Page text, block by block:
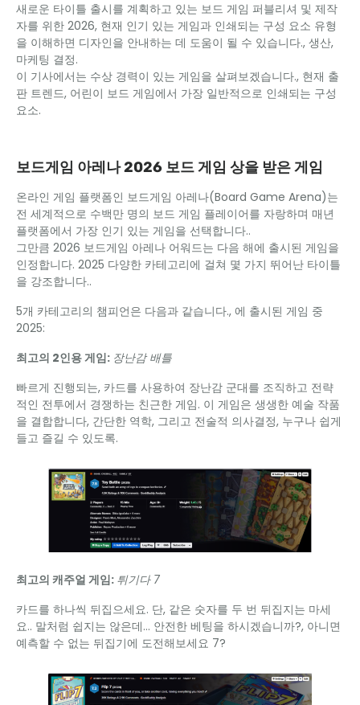
새로운 타이틀 출시를 계획하고 있는 보드 게임 퍼블리셔 및 제작
자를 위한 2026, 현재 인기 있는 게임과 인쇄되는 구성 요소 유형
을 이해하면 디자인을 안내하는 데 도움이 될 수 있습니다., 생산,
마케팅 결정.
이 기사에서는 수상 경력이 있는 게임을 살펴보겠습니다., 현재 출
판 트렌드, 어린이 보드 게임에서 가장 일반적으로 인쇄되는 구성
요소.
보드게임 아레나 2026 보드 게임 상을 받은 게임
온라인 게임 플랫폼인 보드게임 아레나(Board Game Arena)는
전 세계적으로 수백만 명의 보드 게임 플레이어를 자랑하며 매년
플랫폼에서 가장 인기 있는 게임을 선택합니다..
그만큼 2026 보드게임 아레나 어워드는 다음 해에 출시된 게임을
인정합니다. 2025 다양한 카테고리에 걸쳐 몇 가지 뛰어난 타이틀
을 강조합니다..
5개 카테고리의 챔피언은 다음과 같습니다., 에 출시된 게임 중
2025:
최고의 2인용 게임: 장난감 배틀
빠르게 진행되는, 카드를 사용하여 장난감 군대를 조직하고 전략
적인 전투에서 경쟁하는 친근한 게임. 이 게임은 생생한 예술 작품
을 결합합니다, 간단한 역학, 그리고 전술적 의사결정, 누구나 쉽게
들고 즐길 수 있도록.
최고의 캐주얼 게임: 튀기다 7
카드를 하나씩 뒤집으세요. 단, 같은 숫자를 두 번 뒤집지는 마세
요.. 말처럼 쉽지는 않은데… 안전한 베팅을 하시겠습니까?, 아니면
예측할 수 없는 뒤집기에 도전해보세요 7?